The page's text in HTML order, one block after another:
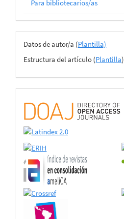
Para bibliotecarios/as
Archivos
del
envío
Datos de autor/a (Plantilla)
Estructura del artículo (Plantilla)
certificado
de
adhesión